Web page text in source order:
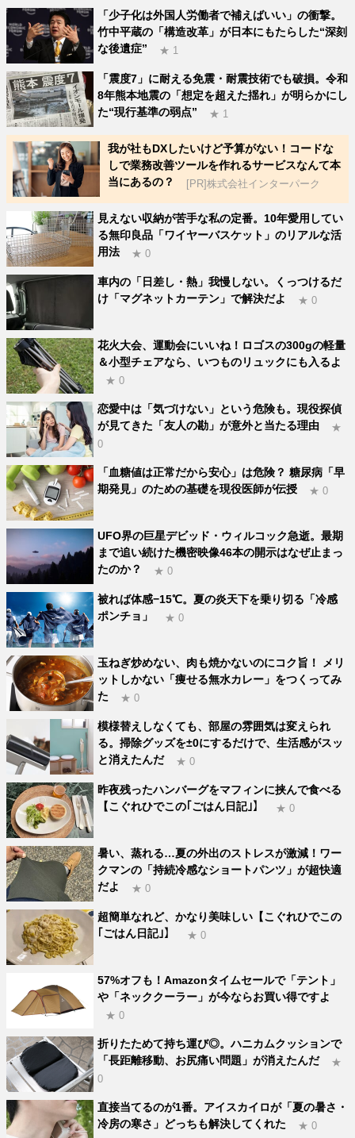
「少子化は外国人労働者で補えばいい」の衝撃。
竹中平蔵の「構造改革」が日本にもたらした“深刻
な後遺症”
★ 1
「震度7」に耐える免震・耐震技術でも破損。令和
8年熊本地震の「想定を超えた揺れ」が明らかにし
た“現行基準の弱点”
★ 1
我が社もDXしたいけど予算がない！コードな
しで業務改善ツールを作れるサービスなんて本
当にあるの？
[PR]株式会社インターパーク
見えない収納が苦手な私の定番。10年愛用してい
る無印良品「ワイヤーバスケット」のリアルな活
用法
★ 0
車内の「日差し・熱」我慢しない。くっつけるだ
け「マグネットカーテン」で解決だよ
★ 0
花火大会、運動会にいいね！ロゴスの300gの軽量
＆小型チェアなら、いつものリュックにも入るよ
★ 0
恋愛中は「気づけない」という危険も。現役探偵
が見てきた「友人の勘」が意外と当たる理由
★
0
「血糖値は正常だから安心」は危険？ 糖尿病「早
期発見」のための基礎を現役医師が伝授
★ 0
UFO界の巨星デビッド・ウィルコック急逝。最期
まで追い続けた機密映像46本の開示はなぜ止まっ
たのか？
★ 0
被れば体感−15℃。夏の炎天下を乗り切る「冷感
ポンチョ」
★ 0
玉ねぎ炒めない、肉も焼かないのにコク旨！ メリ
ットしかない「痩せる無水カレー」をつくってみ
た
★ 0
模様替えしなくても、部屋の雰囲気は変えられ
る。掃除グッズを±0にするだけで、生活感がスッ
と消えたんだ
★ 0
昨夜残ったハンバーグをマフィンに挟んで食べる
【こぐれひでこの｢ごはん日記｣】
★ 0
暑い、蒸れる…夏の外出のストレスが激減！ワー
クマンの「持続冷感なショートパンツ」が超快適
だよ
★ 0
超簡単なれど、かなり美味しい【こぐれひでこの
｢ごはん日記｣】
★ 0
57%オフも！Amazonタイムセールで「テント」
や「ネッククーラー」が今ならお買い得ですよ
★ 0
折りたためて持ち運び◎。ハニカムクッションで
「長距離移動、お尻痛い問題」が消えたんだ
★
0
直接当てるのが1番。アイスカイロが「夏の暑さ・
冷房の寒さ」どっちも解決してくれた
★ 0